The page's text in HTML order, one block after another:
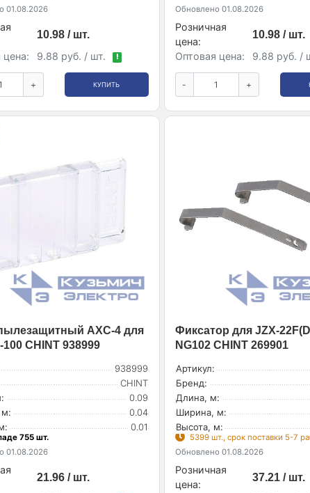
01.08.2026
10.98 / шт.
цена:
9.88 руб. / шт. !
+ КУПИТЬ
Обновлено 01.08.2026
Розничная
цена:
10.98 / шт.
Оптовая цена:
9.88 руб. /
- +
AXC-4 для
100 CHINT 938999
938999
CHINT
0.09
0.04
0.01
755 шт.
01.08.2026
21.96 / шт.
Фиксатор для JZX-
NG102 CHINT 269901
Артикул:
Бренд:
Длина, м:
Ширина, м:
Высота, м:
5399 шт., срок поставки 5-7
Обновлено 01.08.2026
Розничная
цена:
37.21 / шт.